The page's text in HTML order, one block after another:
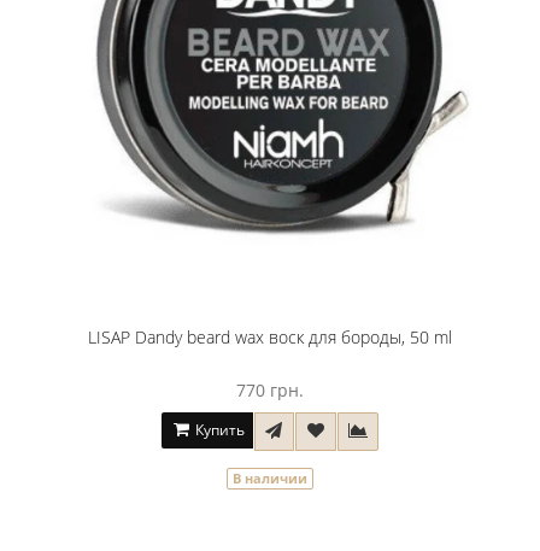
LISAP Dandy beard wax воск для бороды, 50 ml
770 грн.
Купить
В наличии